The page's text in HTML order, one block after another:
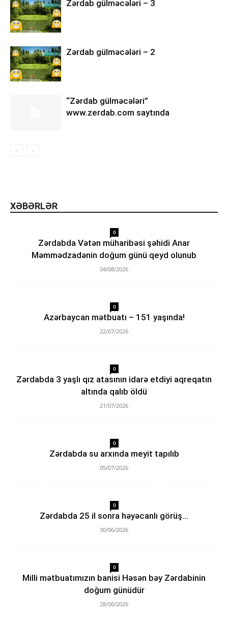
Zərdab gülməcələri – 3
Zərdab gülməcələri – 2
“Zərdab gülməcələri”
www.zerdab.com saytında
XƏBƏRLƏR
0
Zərdabda Vətən müharibəsi şəhidi Anar
Məmmədzadənin doğum günü qeyd olunub
04/08/2026
0
Azərbaycan mətbuatı – 151 yaşında!
22/07/2026
0
Zərdabda 3 yaşlı qız atasının idarə etdiyi aqreqatın
altında qalıb öldü
21/07/2026
0
Zərdabda su arxında meyit tapılıb
05/07/2026
0
Zərdabda 25 il sonra həyəcanlı görüş…
30/06/2026
0
Milli mətbuatımızın banisi Həsən bəy Zərdabinin
doğum günüdür
28/06/2026